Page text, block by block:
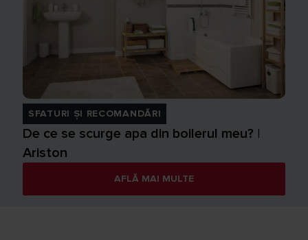
SFATURI ȘI RECOMANDĂRI
De ce se scurge apa din boilerul meu? |
Ariston
AFLĂ MAI MULTE